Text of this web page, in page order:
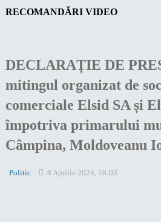
RECOMANDĂRI VIDEO
DECLARAȚIE DE
mitingul organizat de
comerciale Elsid SA și
împotriva primarului
Câmpina, Moldoveanu
Politic 8 Aprilie 2024, 18:03